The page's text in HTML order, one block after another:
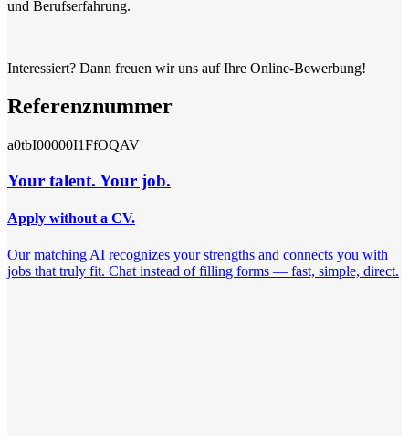
und Berufserfahrung.
Interessiert? Dann freuen wir uns auf Ihre Online-Bewerbung!
Referenznummer
a0tbI00000I1FfOQAV
Your talent. Your job.
Apply without a CV.
Our matching AI recognizes your strengths and connects you with
jobs that truly fit. Chat instead of filling forms — fast, simple, direct.